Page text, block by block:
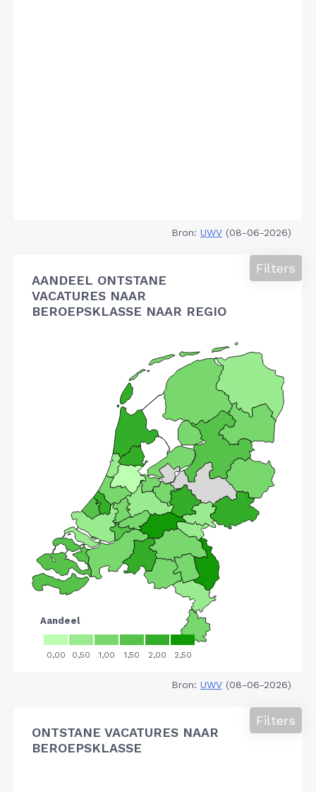
Bron: UWV (08-06-2026)
AANDEEL ONTSTANE
VACATURES NAAR
BEROEPSKLASSE NAAR REGIO
Filters
Bron: UWV (08-06-2026)
ONTSTANE VACATURES NAAR
BEROEPSKLASSE
Filters